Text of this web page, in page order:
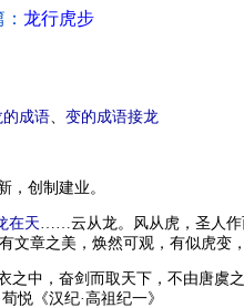
龙行虎步
的成语、 变的成语接龙
，创制建业。
在天……云从龙。风从虎，圣人作
文章之美，焕然可观，有似虎变
之中，奋剑而取天下，不由唐虞
悦《汉纪·高祖纪一》